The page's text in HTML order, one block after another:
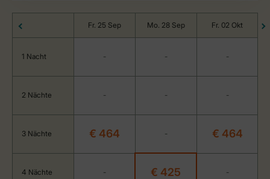
Fr. 25 Sep Mo. 28 Sep Fr. 02 Okt
1 Nacht - - -
2 Nächte - - -
3 Nächte € 464 - € 464
4 Nächte - € 425 -